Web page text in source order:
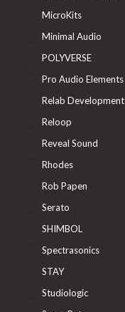
MicroKits
Minimal Audio
POLYVERSE
Pro Audio Elements
Relab Development
Reloop
Reveal Sound
Rhodes
Rob Papen
Serato
SHIMBOL
Spectrasonics
STAY
Studiologic